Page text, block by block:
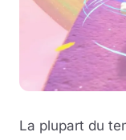
La plupart du